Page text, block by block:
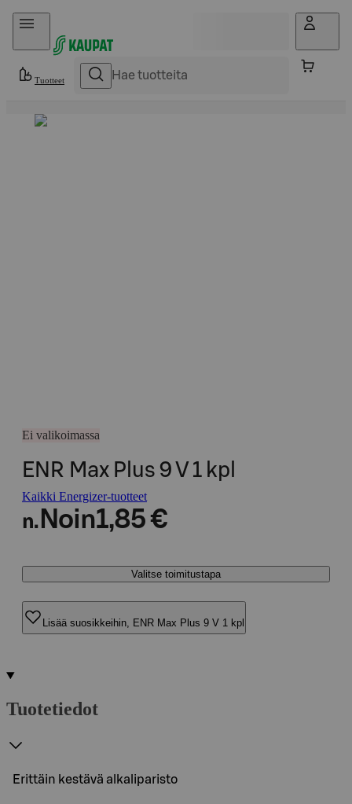
Hyppää sisältöön
Tuotteet
Ei valikoimassa
ENR Max Plus 9 V 1 kpl
Kaikki Energizer-tuotteet
n. Noin1,85 €
Valitse toimitustapa
Lisää suosikkeihin, ENR Max Plus 9 V 1 kpl
Tuotetiedot
Erittäin kestävä alkaliparisto